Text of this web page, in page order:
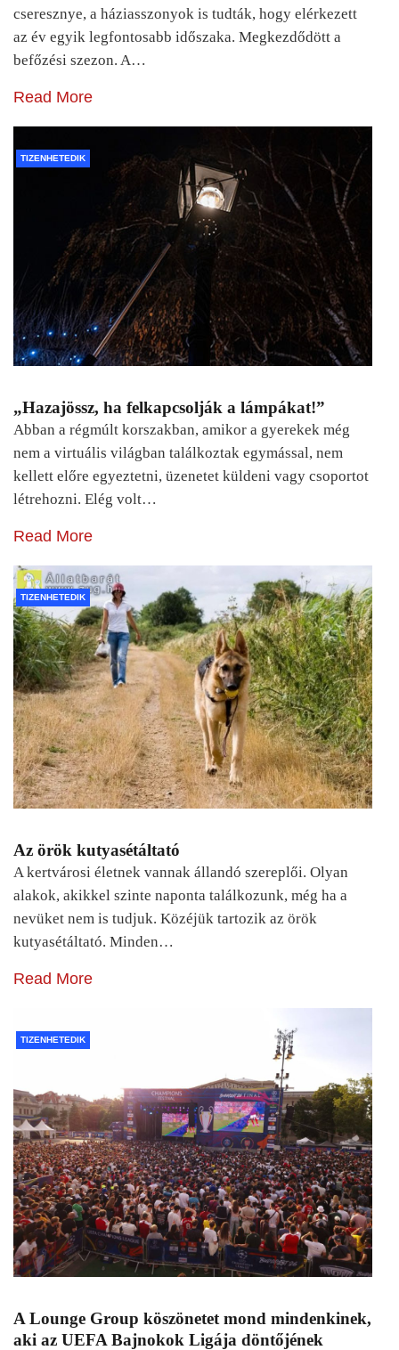
cseresznye, a háziasszonyok is tudták, hogy elérkezett
az év egyik legfontosabb időszaka. Megkezdődött a
befőzési szezon. A…
Read More
TIZENHETEDIK
„Hazajössz, ha felkapcsolják a lámpákat!”
Abban a régmúlt korszakban, amikor a gyerekek még
nem a virtuális világban találkoztak egymással, nem
kellett előre egyeztetni, üzenetet küldeni vagy csoportot
létrehozni. Elég volt…
Read More
TIZENHETEDIK
Az örök kutyasétáltató
A kertvárosi életnek vannak állandó szereplői. Olyan
alakok, akikkel szinte naponta találkozunk, még ha a
nevüket nem is tudjuk. Közéjük tartozik az örök
kutyasétáltató. Minden…
Read More
TIZENHETEDIK
A Lounge Group köszönetet mond mindenkinek,
aki az UEFA Bajnokok Ligája döntőjének